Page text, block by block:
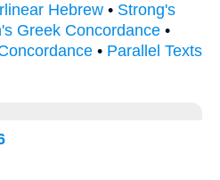
Hebrew • Strong's
Greek Concordance •
• Parallel Texts